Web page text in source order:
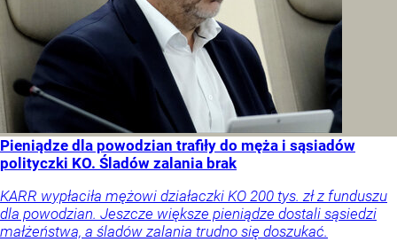
Pieniądze dla powodzian trafiły do męża i sąsiadów
polityczki KO. Śladów zalania brak
KARR wypłaciła mężowi działaczki KO 200 tys. zł z funduszu
dla powodzian. Jeszcze większe pieniądze dostali sąsiedzi
małżeństwa, a śladów zalania trudno się doszukać.